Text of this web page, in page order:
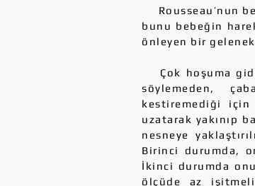
Rousseau’nun
bunu bebeğin
önleyen bir
Çok hoşuma
söylemeden,
kestiremediği için
uzatarak yakınıp
nesneye
Birinci durumda,
İkinci durumda
ölçüde az